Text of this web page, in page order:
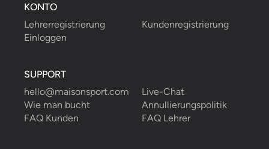
KONTO
Lehrerregistrierung
Kundenregistrierung
Einloggen
SUPPORT
hello@maisonsport.com
Live-Chat
Wie man bucht
Annullierungspolitik
FAQ Kunden
FAQ Lehrer